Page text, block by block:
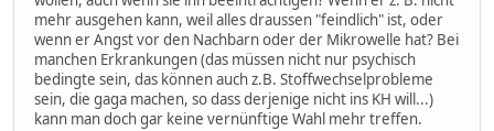
mehr ausgehen kann, weil alles draussen "feindlich" ist, oder
wenn er Angst vor den Nachbarn oder der Mikrowelle hat? Bei
manchen Erkrankungen (das müssen nicht nur psychisch
bedingte sein, das können auch z.B. Stoffwechselprobleme
sein, die gaga machen, so dass derjenige nicht ins KH will...)
kann man doch gar keine vernünftige Wahl mehr treffen.